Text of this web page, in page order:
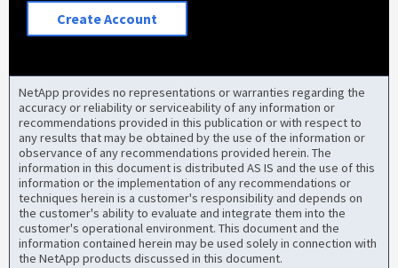
Create Account
NetApp provides no representations or warranties regarding the
accuracy or reliability or serviceability of any information or
recommendations provided in this publication or with respect to
any results that may be obtained by the use of the information or
observance of any recommendations provided herein. The
information in this document is distributed AS IS and the use of this
information or the implementation of any recommendations or
techniques herein is a customer's responsibility and depends on
the customer's ability to evaluate and integrate them into the
customer's operational environment. This document and the
information contained herein may be used solely in connection with
the NetApp products discussed in this document.